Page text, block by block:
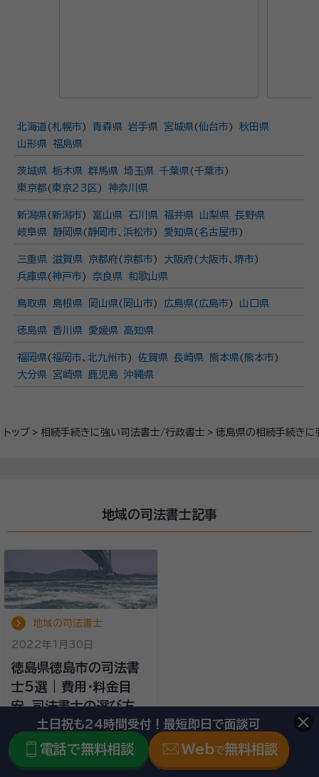
トップ 相続手続きに強い司法書士/行政書士 徳島県の相続手続き
北海道 (札幌市) 青森県 岩手県 宮城県(仙台市)
秋田県
山形県 福島県
茨城県 栃木県 群馬県 埼玉県 千葉県(千葉市)
東京都 ( 東京23区 ) 神奈川県
新潟県(新潟市) 富山県 石川県 福井県 山梨県 長野県
岐阜県
静岡県( 静岡市、 浜松市) 愛知県( 名古屋市)
三重県 滋賀県 京都府( 京都市) 大阪府( 大阪市、 堺市)
兵庫県(神戸市) 奈良県 和歌山県
鳥取県 島根県 岡山県( 岡山市) 広島県( 広島市) 山口県
徳島県 香川県 愛媛県 高知県
福岡県(福岡市、 北九州市) 佐賀県 長崎県 熊本県(熊本市)
大分県
宮崎県 鹿児島 沖縄県
地域の司法書士記事
地域の司法書士
2022年1月30日
徳島県徳島市の司法書
士5選 | 費用・料金目
安、司法書士の選び方
地域の司法書士記事一覧へ
土日祝も24時間受付！最短即日で面談可
電話で無料相談 Webで無料相談